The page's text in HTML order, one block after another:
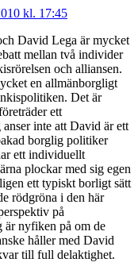
kl. 17:45
David Lega är mycket
mellan två individer
och alliansen.
en allmänborgligt
Det är
ett
inte att David är ett
borglig politiker
ett individuellt
plockar med sig egen
ett typiskt borligt sätt
rödgröna i den här
på
är nyfiken på om de
håller med David
till full delaktighet.